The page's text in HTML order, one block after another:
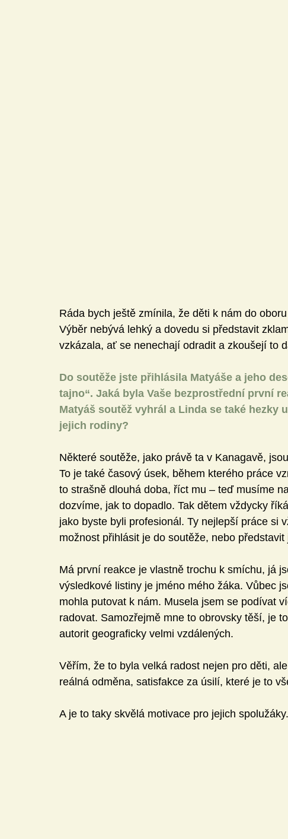
Ráda bych ještě zmínila, že děti k nám do
Výběr nebývá lehký a dovedu si představit
vzkázala, ať se nenechají odradit a zkoušejí to
Do soutěže jste přihlásila Matyáše a jeho
tajno“. Jaká byla Vaše bezprostřední první
Matyáš soutěž vyhrál a Linda se také hezky
jejich rodiny?
Některé soutěže, jako právě ta v Kanagavě,
To je také časový úsek, během kterého práce
to strašně dlouhá doba, říct mu – teď musíme
dozvíme, jak to dopadlo. Tak dětem vždycky
jako byste byli profesionál. Ty nejlepší práce si
možnost přihlásit je do soutěže, nebo představit
Má první reakce je vlastně trochu k smíchu, já
výsledkové listiny je jméno mého žáka. Vůbec
mohla putovat k nám. Musela jsem se podívat
radovat. Samozřejmě mne to obrovsky těší, je
autorit geograficky velmi vzdálených.
Věřím, že to byla velká radost nejen pro děti,
reálná odměna, satisfakce za úsilí, které je to
A je to taky skvělá motivace pro jejich spolužáky.